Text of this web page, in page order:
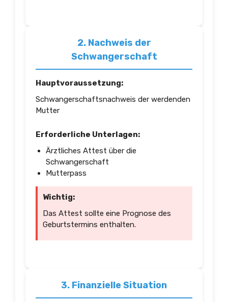
2. Nachweis der
Schwangerschaft
Hauptvoraussetzung:
Schwangerschaftsnachweis der werdenden
Mutter
Erforderliche Unterlagen:
Ärztliches Attest über die
Schwangerschaft
Mutterpass
Wichtig:
Das Attest sollte eine Prognose des
Geburtstermins enthalten.
3. Finanzielle Situation